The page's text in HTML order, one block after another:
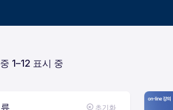
1–12 표시 중
초기화